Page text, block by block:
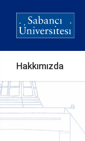
Ana
gezinti
menüsü
Hakkımızda